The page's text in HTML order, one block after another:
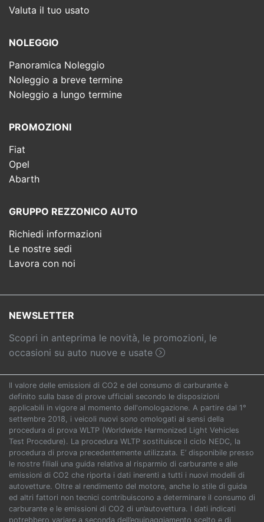
Valuta il tuo usato
NOLEGGIO
Panoramica Noleggio
Noleggio a breve termine
Noleggio a lungo termine
PROMOZIONI
Fiat
Opel
Abarth
GRUPPO REZZONICO AUTO
Richiedi informazioni
Le nostre sedi
Lavora con noi
NEWSLETTER
Scopri in anteprima le novità, le promozioni, le
occasioni su auto nuove e usate
Il valore delle emissioni di CO2 e del consumo di carburante è
definito sulla base di prove ufficiali secondo le disposizioni
applicabili in vigore al momento dell'omologazione. A partire dal 1°
settembre 2018, i veicoli nuovi sono omologati ai sensi della
procedura di prova WLTP (Worldwide Harmonized Light Vehicles
Test Procedure). La procedura WLTP sostituisce il ciclo NEDC, la
procedura di prova precedentemente utilizzata. E’ disponibile presso
le nostre filiali una guida relativa al risparmio di carburante e alle
emissioni di CO2 che riporta i dati inerenti a tutti i nuovi modelli di
autovetture. Oltre al rendimento del motore, anche lo stile di guida
ed altri fattori non tecnici contribuiscono a determinare il consumo di
carburante e le emissioni di CO2 di un’autovettura. I dati indicati
potrebbero variare a seconda dell’equipaggiamento scelto e di